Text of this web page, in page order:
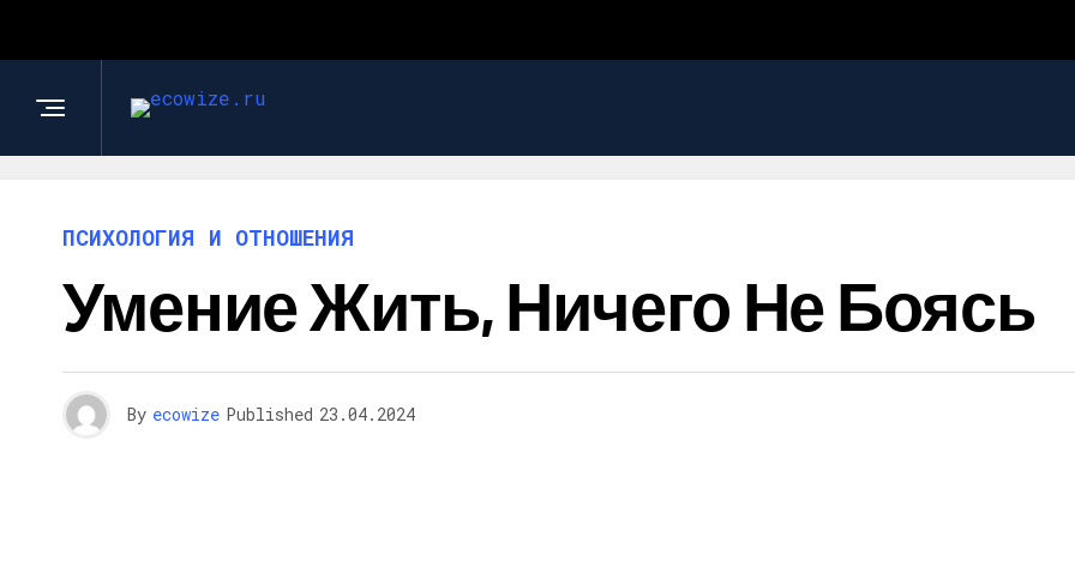
ПСИХОЛОГИЯ И ОТНОШЕНИЯ
Умение Жить, Ничего Не Боясь
By ecowize Published 23.04.2024